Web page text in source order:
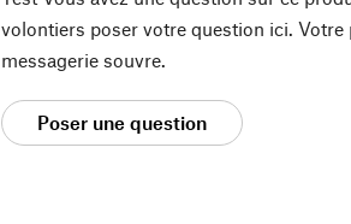
volontiers poser votre question ici. Votre
messagerie souvre.
Poser une question